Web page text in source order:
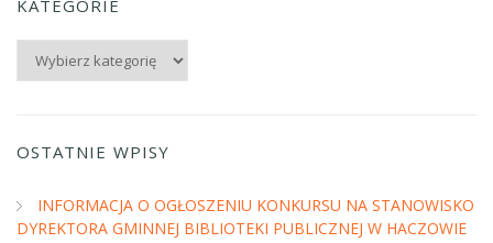
KATEGORIE
OSTATNIE WPISY
INFORMACJA O OGŁOSZENIU KONKURSU NA STANOWISKO
DYREKTORA GMINNEJ BIBLIOTEKI PUBLICZNEJ W HACZOWIE